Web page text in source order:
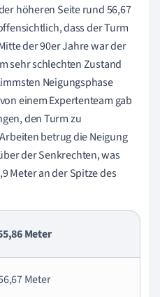
höheren Seite rund 56,67
dass der Turm
der 90er Jahre war der
sehr schlechten Zustand
Neigungsphase
einem Expertenteam gab
den Turm zu
betrug die Neigung
der Senkrechten, was
Meter an der Spitze des
Meter
Meter